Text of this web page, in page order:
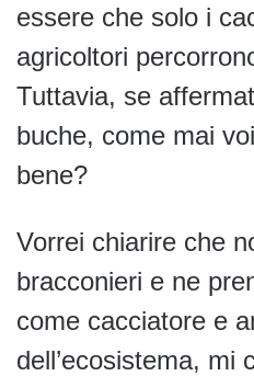
essere che solo i
agricoltori
Tuttavia, se
buche, come mai
bene?
Vorrei chiarire che
bracconieri e ne
come cacciatore e
dell’ecosistema, mi